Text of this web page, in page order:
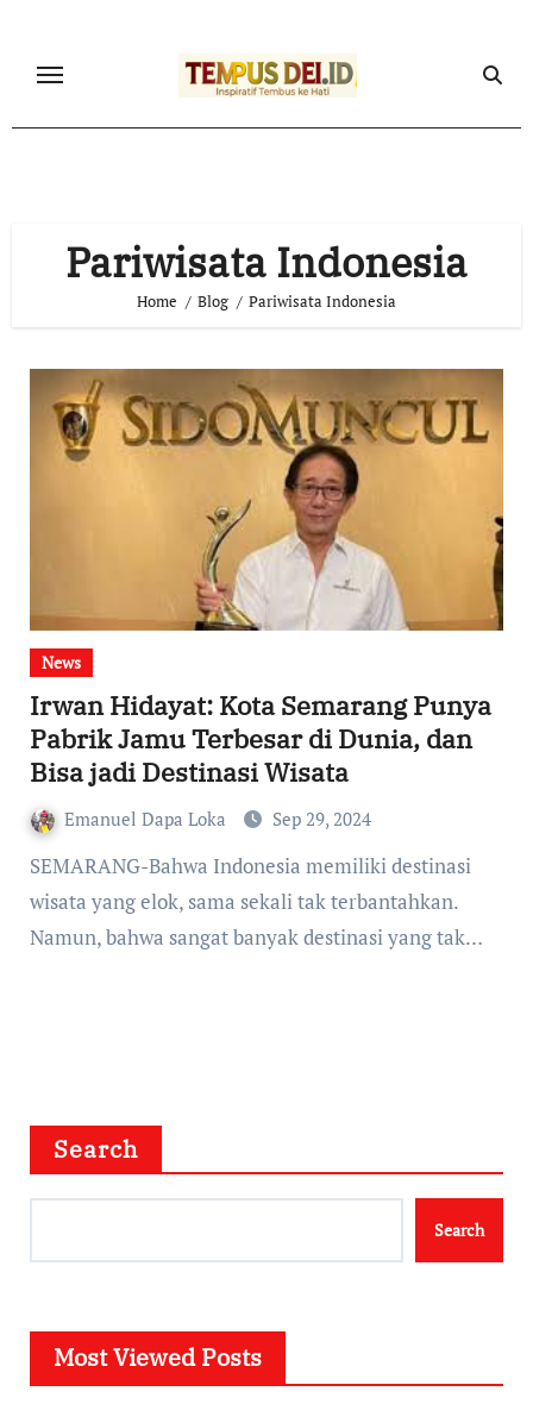
content
Pariwisata Indonesia
Home Blog Pariwisata Indonesia
News
Irwan Hidayat: Kota Semarang Punya
Pabrik Jamu Terbesar di Dunia, dan
Bisa jadi Destinasi Wisata
Emanuel Dapa Loka Sep 29, 2024
SEMARANG-Bahwa Indonesia memiliki destinasi
wisata yang elok, sama sekali tak terbantahkan.
Namun, bahwa sangat banyak destinasi yang tak…
Search
Search
Most Viewed Posts